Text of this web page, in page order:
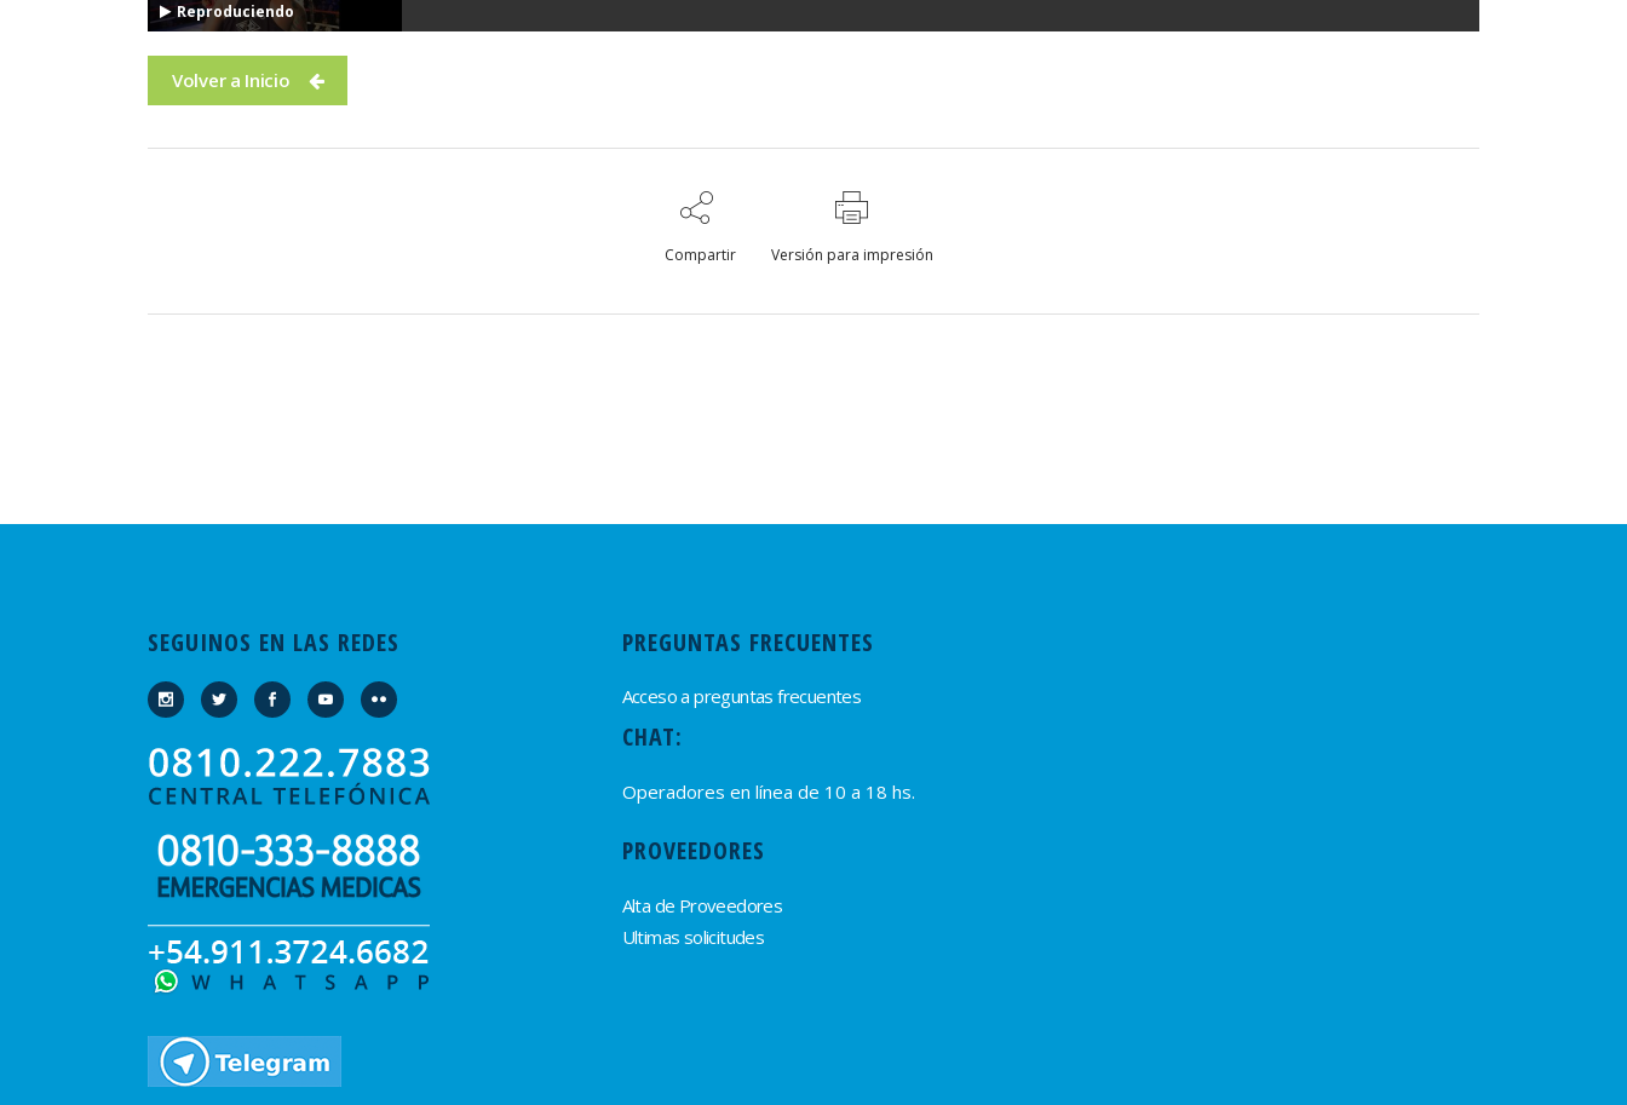
Reproduciendo
Volver a Inicio
Compartir Versión para impresión
SEGUINOS EN LAS REDES PREGUNTAS FRECUENTES
Acceso a preguntas frecuentes
CHAT:
Operadores en línea de 10 a 18 hs.
PROVEEDORES
Alta de Proveedores
Ultimas solicitudes